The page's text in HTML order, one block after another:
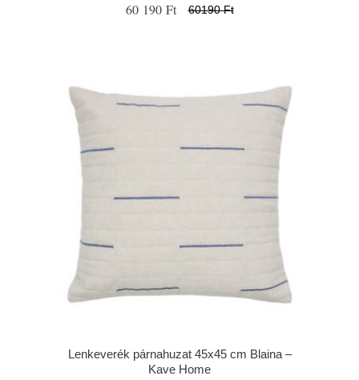
60 190 Ft 60190 Ft
Lenkeverék párnahuzat 45x45 cm Blaina –
Kave Home